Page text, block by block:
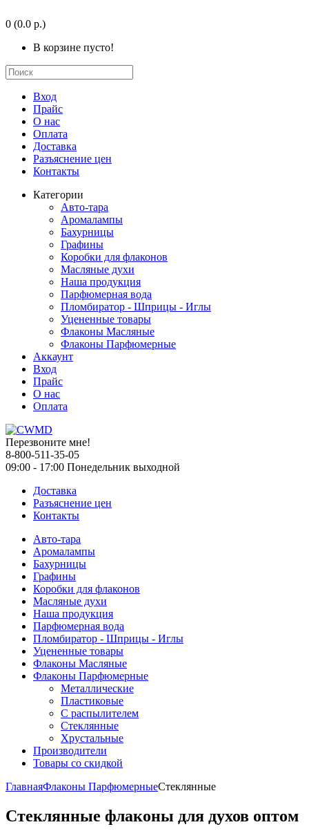
0 (0.0 р.)
В корзине пусто!
Вход
Прайс
О нас
Оплата
Доставка
Разъяснение цен
Контакты
Категории
Авто-тара
Аромалампы
Бахурницы
Графины
Коробки для флаконов
Масляные духи
Наша продукция
Парфюмерная вода
Пломбиратор - Шприцы - Иглы
Уцененные товары
Флаконы Масляные
Флаконы Парфюмерные
Аккаунт
Вход
Прайс
О нас
Оплата
Перезвоните мне!
8-800-511-35-05
09:00 - 17:00 Понедельник выходной
Доставка
Разъяснение цен
Контакты
Авто-тара
Аромалампы
Бахурницы
Графины
Коробки для флаконов
Масляные духи
Наша продукция
Парфюмерная вода
Пломбиратор - Шприцы - Иглы
Уцененные товары
Флаконы Масляные
Флаконы Парфюмерные
Металлические
Пластиковые
С распылителем
Стеклянные
Хрустальные
Производители
Товары со скидкой
ГлавнаяФлаконы ПарфюмерныеСтеклянные
Стеклянные флаконы для духов оптом